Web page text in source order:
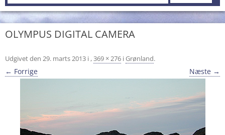
OLYMPUS DIGITAL CAMERA
Udgivet den 29. marts 2013 i ,369 × 276 iGrønland.
← Forrige Næste →